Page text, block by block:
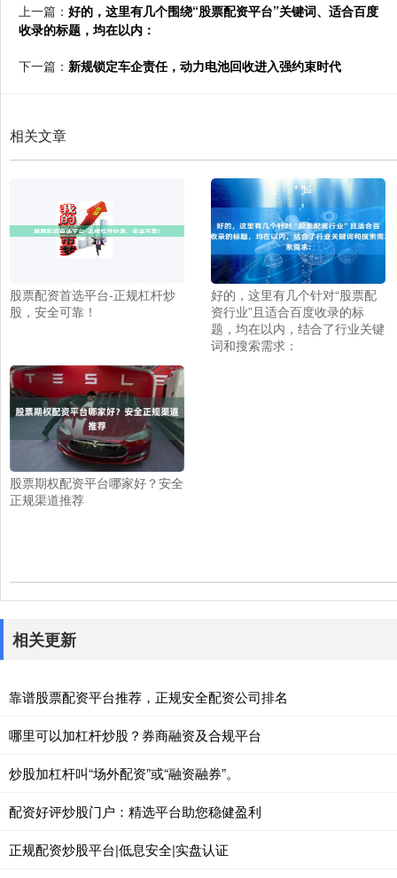
上一篇： 好的，这里有几个围绕“股票配资平台”关键词、适合百度
收录的标题，均在以内：
下一篇： 新规锁定车企责任，动力电池回收进入强约束时代
相关文章
股票配资首选平台-正规杠杆炒
股，安全可靠！
好的，这里有几个针对“股票配
资行业”且适合百度收录的标
题，均在以内，结合了行业关键
词和搜索需求：
股票期权配资平台哪家好？安全
正规渠道推荐
相关更新
靠谱股票配资平台推荐，正规安全配资公司排名
哪里可以加杠杆炒股？券商融资及合规平台
炒股加杠杆叫“场外配资”或“融资融券”。
配资好评炒股门户：精选平台助您稳健盈利
正规配资炒股平台|低息安全|实盘认证